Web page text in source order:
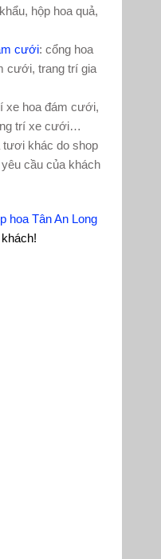
hộp hoa quả,
cưới: cổng hoa
cưới, trang trí gia
xe hoa đám cưới,
trí xe cưới…
tươi khác do shop
cầu của khách
hoa Tân An Long